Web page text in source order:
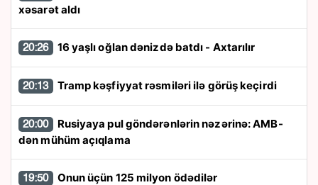
xəsarət aldı
20:26 16 yaşlı oğlan dənizdə batdı - Axtarılır
20:13 Tramp kəşfiyyat rəsmiləri ilə görüş keçirdi
20:00
dən mühüm açıqlama
19:50 Onun üçün 125 milyon ödədilər